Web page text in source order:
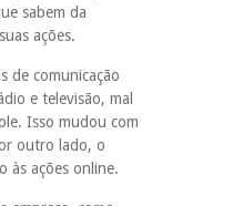
sabem da
ações.
de comunicação
e televisão, mal
Isso mudou com
outro lado, o
às ações online.